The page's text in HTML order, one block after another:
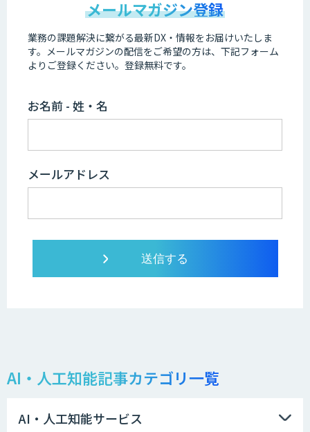
メールマガジン登録
業務の課題解決に繋がる最新DX・情報をお届けいたしま
す。 メールマガジンの配信をご希望の方は、下記フォーム
よりご登録ください。登録無料です。
お名前 - 姓・名
メールアドレス
AI・人工知能記事カテゴリ一覧
AI・人工知能サービス